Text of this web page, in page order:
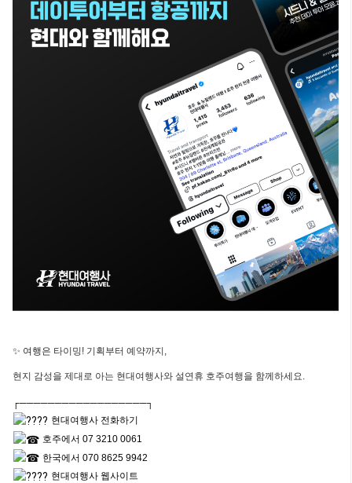
✨ 여행은 타이밍! 기획부터 예약까지,
현지 감성을 제대로 아는 현대여행사와 설연휴 호주여행을 함께하세요.
┌──────────────────┐
현대여행사 전화하기
호주에서 07 3210 0061
한국에서 070 8625 9942
현대여행사 웹사이트